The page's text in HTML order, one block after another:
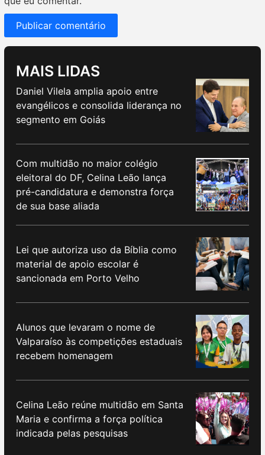
MAIS LIDAS
Daniel Vilela amplia apoio entre
evangélicos e consolida liderança no
segmento em Goiás
Com multidão no maior colégio
eleitoral do DF, Celina Leão lança
pré-candidatura e demonstra força
de sua base aliada
Lei que autoriza uso da Bíblia como
material de apoio escolar é
sancionada em Porto Velho
Alunos que levaram o nome de
Valparaíso às competições estaduais
recebem homenagem
Celina Leão reúne multidão em Santa
Maria e confirma a força política
indicada pelas pesquisas